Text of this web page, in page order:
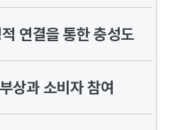
연결을 통한 충성도
상과 소비자 참여